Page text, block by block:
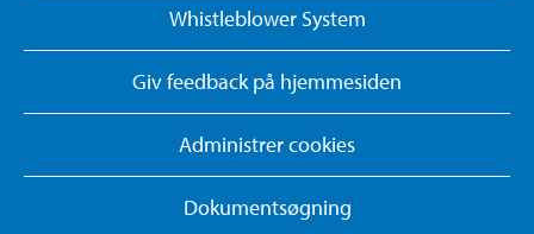
Whistleblower System
Giv feedback på hjemmesiden
Administrer cookies
Dokumentsøgning